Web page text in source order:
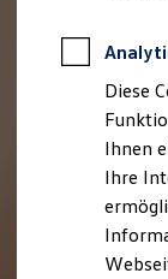
Eine
Triff unsere
Events
Diese
Ihnen
Ihre